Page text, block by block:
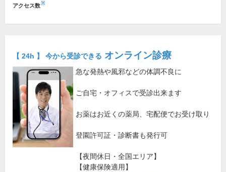
アクセス数※
【 24h 】 今から受診できる オンライン診療
急な発熱や風邪などの体調不良に
ご自宅・オフィスで受診出来ます
お薬はお近くの薬局、宅配便でお受け取り
登園許可証・診断書も発行可
【夜間休日・全国エリア】
【健康保険適用】